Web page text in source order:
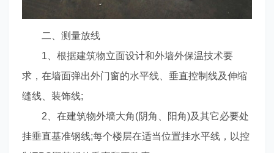
二、测量放线
1、根据建筑物立面设计和外墙外保温技术要
求，在墙面弹出外门窗的水平线、垂直控制线及伸缩
缝线、装饰线;
2、在建筑物外墙大角(阴角、阳角)及其它必要处
挂垂直基准钢线;每个楼层在适当位置挂水平线，以控